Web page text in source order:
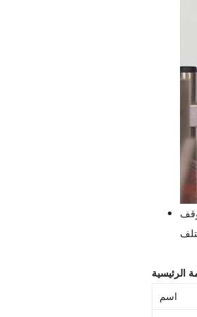
الرئيسية
اسم